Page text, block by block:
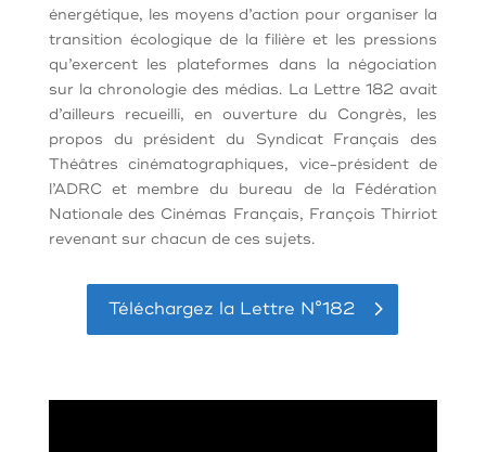
énergétique, les moyens d’action pour organiser la
transition écologique de la filière et les pressions
qu’exercent les plateformes dans la négociation
sur la chronologie des médias. La Lettre 182 avait
d’ailleurs recueilli, en ouverture du Congrès, les
propos du président du Syndicat Français des
Théâtres cinématographiques, vice-président de
l’ADRC et membre du bureau de la Fédération
Nationale des Cinémas Français, François Thirriot
revenant sur chacun de ces sujets.
Téléchargez la Lettre N°182